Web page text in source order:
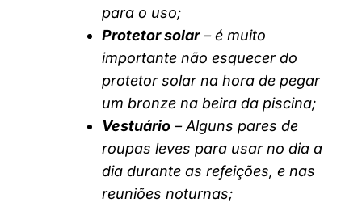
para o uso;
Protetor solar– é muito
importante não esquecer do
protetor solar na hora de pegar
um bronze na beira da piscina;
Vestuário – Alguns pares de
roupas leves para usar no dia a
dia durante as refeições, e nas
reuniões noturnas;